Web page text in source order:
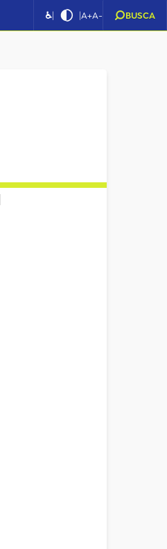
♿| |A+A- BUSCA